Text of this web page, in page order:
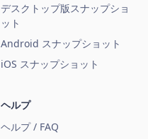
デスクトップ版スナップショ
ット
Android スナップショット
iOS スナップショット
ヘルプ
ヘルプ / FAQ